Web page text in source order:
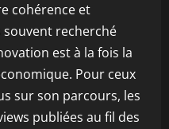
cohérence et
recherché
est à la fois la
Pour ceux
sur son parcours, les
publiées au fil des